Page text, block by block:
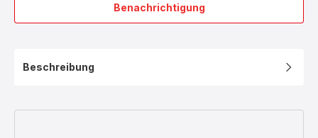
Benachrichtigung
Rechtes
Gitter
Beschreibung